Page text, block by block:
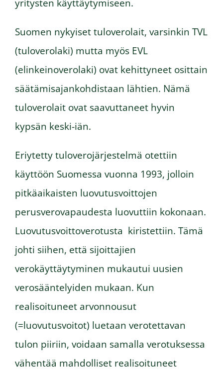
yritysten käyttäytymiseen.
Suomen nykyiset tuloverolait, varsinkin TVL
(tuloverolaki) mutta myös EVL
(elinkeinoverolaki) ovat kehittyneet osittain
säätämisajankohdistaan lähtien. Nämä
tuloverolait ovat saavuttaneet hyvin
kypsän keski-iän.
Eriytetty tuloverojärjestelmä otettiin
käyttöön Suomessa vuonna 1993, jolloin
pitkäaikaisten luovutusvoittojen
perusverovapaudesta luovuttiin kokonaan.
Luovutusvoittoverotusta kiristettiin. Tämä
johti siihen, että sijoittajien
verokäyttäytyminen mukautui uusien
verosääntelyiden mukaan. Kun
realisoituneet arvonnousut
(=luovutusvoitot) luetaan verotettavan
tulon piiriin, voidaan samalla verotuksessa
vähentää mahdolliset realisoituneet